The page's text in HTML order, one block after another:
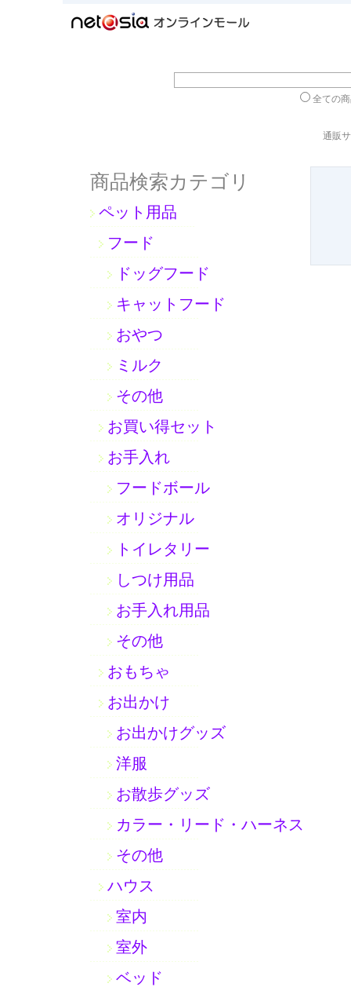
全ての
通販
商品検索カテゴリ
ペット用品
フード
ドッグフード
キャットフード
おやつ
ミルク
その他
お買い得セット
お手入れ
フードボール
オリジナル
トイレタリー
しつけ用品
お手入れ用品
その他
おもちゃ
お出かけ
お出かけグッズ
洋服
お散歩グッズ
カラー・リード・ハーネス
その他
ハウス
室内
室外
ベッド